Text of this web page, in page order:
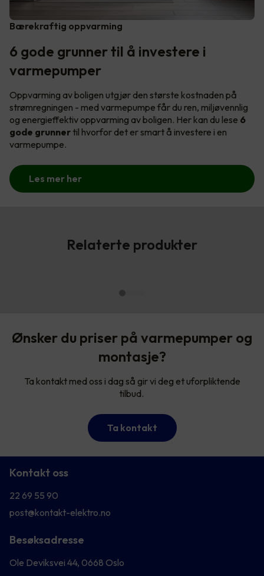
Bærekraftig oppvarming
6 gode grunner til å investere i
varmepumper
Oppvarming av boligen utgjør den største kostnaden på
strømregningen - med varmepumpe får du ren, miljøvennlig
og energieffektiv oppvarming av boligen. Her kan du lese 6
gode grunner til hvorfor det er smart å investere i en
varmepumpe.
Les mer her
Relaterte produkter
Ønsker du priser på varmepumper og
montasje?
Ta kontakt med oss i dag så gir vi deg et uforpliktende
tilbud.
Ta kontakt
Kontakt oss
22 69 55 90
post@kontakt-elektro.no
Besøksadresse
Ole Deviksvei 44, 0668 Oslo